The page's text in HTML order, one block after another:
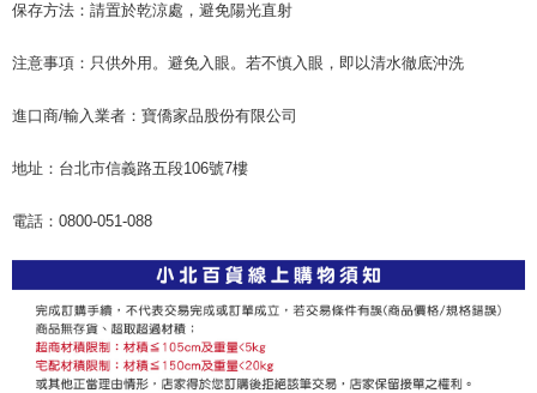
保存方法：請置於乾涼處，避免陽光直射
注意事項：只供外用。避免入眼。若不慎入眼，即以清水徹底沖洗
進口商/輸入業者：寶僑家品股份有限公司
地址：台北市信義路五段106號7樓
電話：0800-051-088